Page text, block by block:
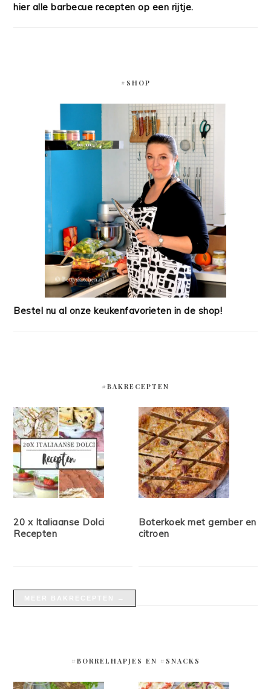
hier alle barbecue recepten op een rijtje.
#SHOP
Bestel nu al onze keukenfavorieten in de shop!
#BAKRECEPTEN
20 x Italiaanse Dolci
Recepten
Boterkoek met gember en
citroen
#BORRELHAPJES EN #SNACKS